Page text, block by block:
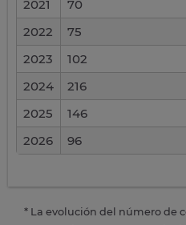
2021
70
2022
75
2023
102
2024
216
2025
146
2026
96
* La evolución del número de